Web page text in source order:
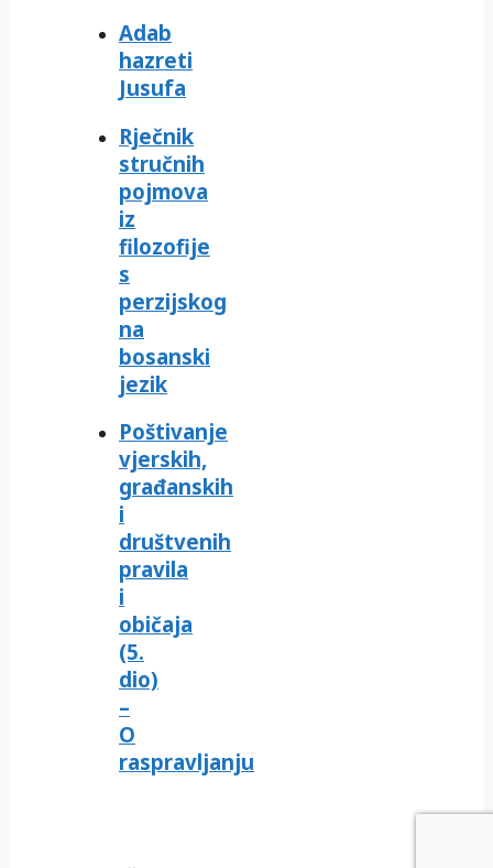
Adab
hazreti
Jusufa
Rječnik
stručnih
pojmova
iz
filozofije
s
perzijskog
na
bosanski
jezik
Poštivanje
vjerskih,
građanskih
i
društvenih
pravila
i
običaja
(5.
dio)
–
O
raspravljanju